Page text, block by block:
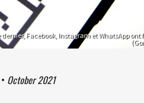
dernier, Facebook, Instagram et WhatsApp
• October 2021